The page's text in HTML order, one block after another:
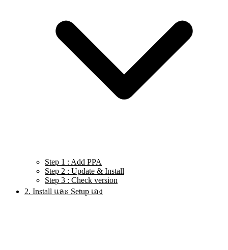
Step 1 : Add PPA
Step 2 : Update & Install
Step 3 : Check version
2. Install และ Setup เอง